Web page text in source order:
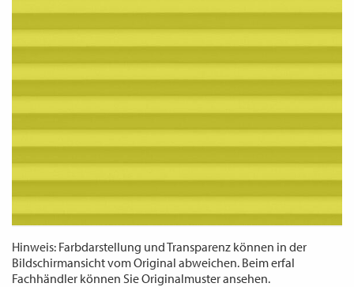
WECHSELN
DE
Hinweis: Farbdarstellung und Transparenz können in der
Bildschirmansicht vom Original abweichen. Beim erfal
Fachhändler können Sie Originalmuster ansehen.